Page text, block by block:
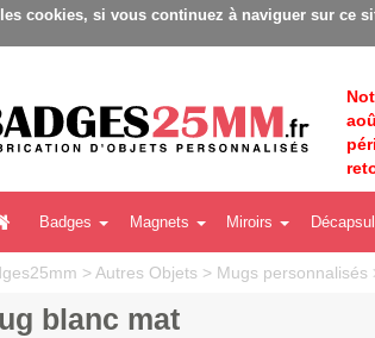
Badges
cookies, si vous continuez à naviguer sur ce
Badges Magnets Miroirs
> Autres Objets > Mugs personnalisés
blanc mat